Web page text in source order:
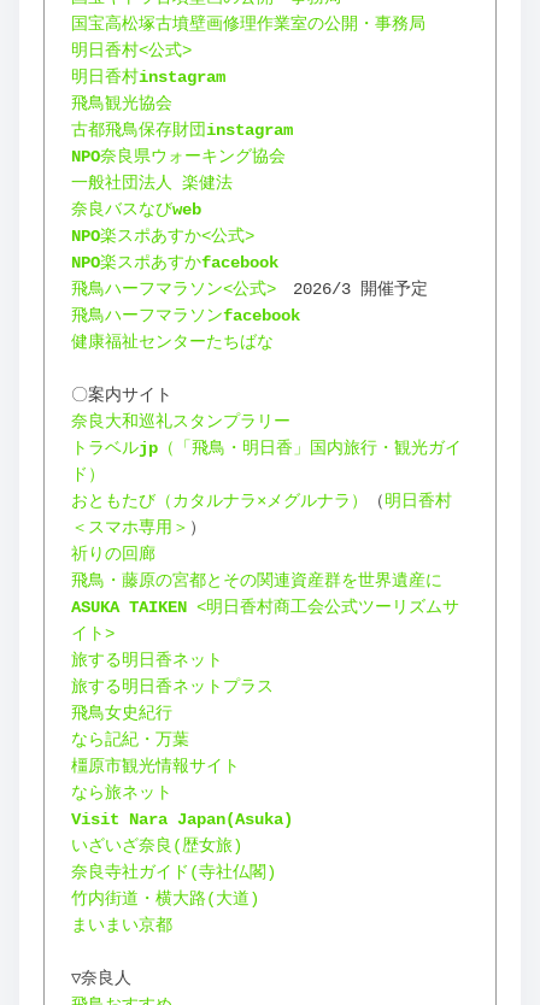
国宝高松塚古墳壁画修理作業室の公開・事務局
明日香村<公式>
明日香村instagram
飛鳥観光協会
古都飛鳥保存財団instagram
NPO奈良県ウォーキング協会
一般社団法人 楽健法
奈良バスなびweb
NPO楽スポあすか<公式>
NPO楽スポあすかfacebook
飛鳥ハーフマラソン<公式> 2026/3 開催予定
飛鳥ハーフマラソンfacebook
健康福祉センターたちばな
〇案内サイト
奈良大和巡礼スタンプラリー
トラベルjp （「飛鳥・明日香」国内旅行・観光ガイ
ド）
おともたび（カタルナラ×メグルナラ）
（明日香村
＜スマホ専用＞ ）
祈りの回廊
飛鳥・藤原の宮都とその関連資産群を世界遺産に
ASUKA TAIKEN <明日香村商工会公式ツーリズムサ
イト>
旅する明日香ネット
旅する明日香ネットプラス
飛鳥女史紀行
なら記紀・万葉
橿原市観光情報サイト
なら旅ネット
Visit Nara Japan(Asuka)
いざいざ奈良(歴女旅)
奈良寺社ガイド(寺社仏閣)
竹内街道・横大路(大道)
まいまい京都
▽奈良人